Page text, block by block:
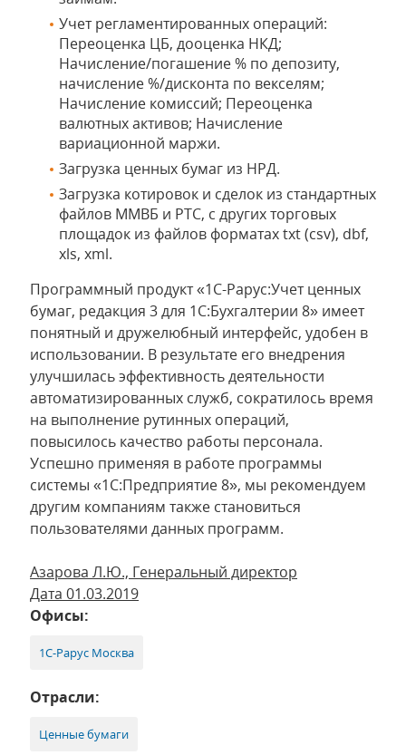
Учет регламентированных операций:
Переоценка ЦБ, дооценка НКД;
Начисление/погашение % по депозиту,
начисление %/дисконта по векселям;
Начисление комиссий; Переоценка
валютных активов; Начисление
вариационной маржи.
Загрузка ценных бумаг из НРД.
Загрузка котировок и сделок из стандартных
файлов ММВБ и РТС, с других торговых
площадок из файлов форматах txt (csv), dbf,
xls, xml.
Программный продукт «1С-Рарус:Учет ценных
бумаг, редакция 3 для 1С:Бухгалтерии 8» имеет
понятный и дружелюбный интерфейс, удобен в
использовании. В результате его внедрения
улучшилась эффективность деятельности
автоматизированных служб, сократилось время
на выполнение рутинных операций,
повысилось качество работы персонала.
Успешно применяя в работе программы
системы «1С:Предприятие 8», мы рекомендуем
другим компаниям также становиться
пользователями данных программ.
Азарова Л.Ю., Генеральный директор
Дата 01.03.2019
Офисы:
1С-Рарус Москва
Отрасли:
Ценные бумаги